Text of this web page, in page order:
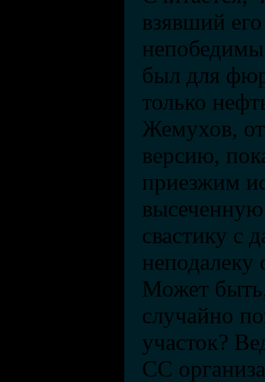
взявший
был для
только
Жемухов,
версию,
приезжим
свастику с
неподалеку
Может
случайно
участок?
СС